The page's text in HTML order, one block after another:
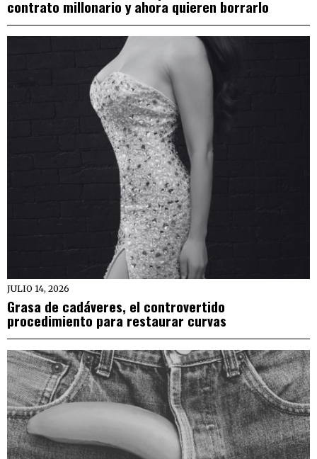
contrato millonario y ahora quieren borrarlo
JULIO 14, 2026
Grasa de cadáveres, el controvertido
procedimiento para restaurar curvas